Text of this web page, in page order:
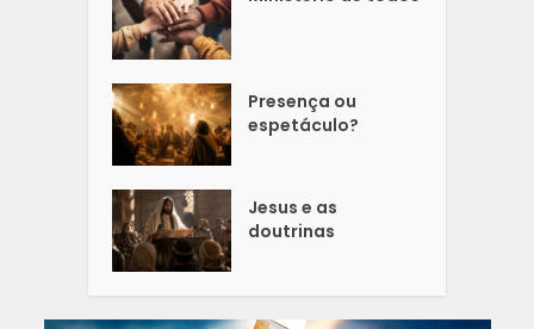
Presença ou
espetáculo?
Jesus e as
doutrinas